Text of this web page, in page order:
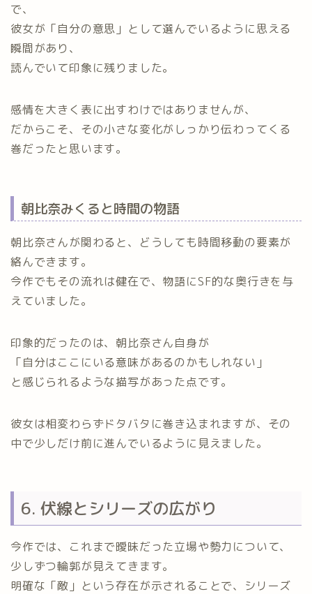
で、
彼女が「自分の意思」として選んでいるように思える
瞬間があり、
読んでいて印象に残りました。
感情を大きく表に出すわけではありませんが、
だからこそ、その小さな変化がしっかり伝わってくる
巻だったと思います。
朝比奈みくると時間の物語
朝比奈さんが関わると、どうしても時間移動の要素が
絡んできます。
今作でもその流れは健在で、物語にSF的な奥行きを与
えていました。
印象的だったのは、朝比奈さん自身が
「自分はここにいる意味があるのかもしれない」
と感じられるような描写があった点です。
彼女は相変わらずドタバタに巻き込まれますが、その
中で少しだけ前に進んでいるように見えました。
6. 伏線とシリーズの広がり
今作では、これまで曖昧だった立場や勢力について、
少しずつ輪郭が見えてきます。
明確な「敵」という存在が示されることで、シリーズ